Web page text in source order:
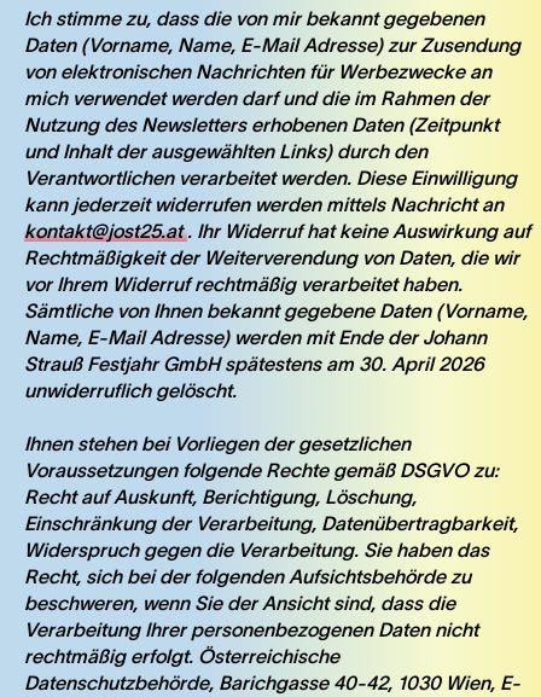
Ich stimme zu, dass die von mir bekannt gegebenen
Daten (Vorname, Name, E-Mail Adresse) zur Zusendung
von elektronischen Nachrichten für Werbezwecke an
mich verwendet werden darf und die im Rahmen der
Nutzung des Newsletters erhobenen Daten (Zeitpunkt
und Inhalt der ausgewählten Links) durch den
Verantwortlichen verarbeitet werden. Diese Einwilligung
kann jederzeit widerrufen werden mittels Nachricht an
kontakt@jost25.at . Ihr Widerruf hat keine Auswirkung auf
Rechtmäßigkeit der Weiterverendung von Daten, die wir
vor Ihrem Widerruf rechtmäßig verarbeitet haben.
Sämtliche von Ihnen bekannt gegebene Daten (Vorname,
Name, E-Mail Adresse) werden mit Ende der Johann
Strauß Festjahr GmbH spätestens am 30. April 2026
unwiderruflich gelöscht.
Ihnen stehen bei Vorliegen der gesetzlichen
Voraussetzungen folgende Rechte gemäß DSGVO zu:
Recht auf Auskunft, Berichtigung, Löschung,
Einschränkung der Verarbeitung, Datenübertragbarkeit,
Widerspruch gegen die Verarbeitung. Sie haben das
Recht, sich bei der folgenden Aufsichtsbehörde zu
beschweren, wenn Sie der Ansicht sind, dass die
Verarbeitung Ihrer personenbezogenen Daten nicht
rechtmäßig erfolgt. Österreichische
Datenschutzbehörde, Barichgasse 40-42, 1030 Wien, E-